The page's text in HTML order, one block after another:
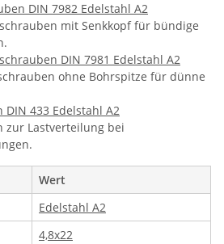
DIN 7982 Edelstahl A2
mit Senkkopf für bündige
DIN 7981 Edelstahl A2
ohne Bohrspitze für dünne
DIN 433 Edelstahl A2
zur Lastverteilung bei
Wert
Edelstahl A2
4,8x22